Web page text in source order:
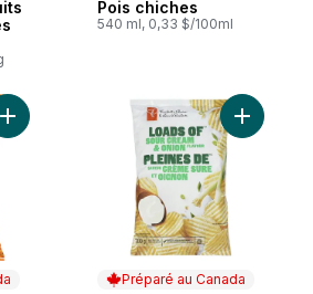
Pois chiches
540 ml, 0,33 $/100ml
Ajouter Croustilles ondulées pleines de
Préparé au Canada
Ajouter